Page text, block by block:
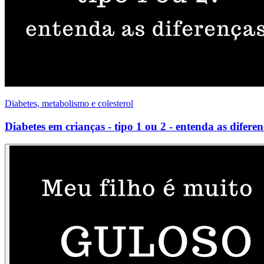
Diabetes, metabolismo e colesterol
Diabetes em crianças - tipo 1 ou 2 - entenda as